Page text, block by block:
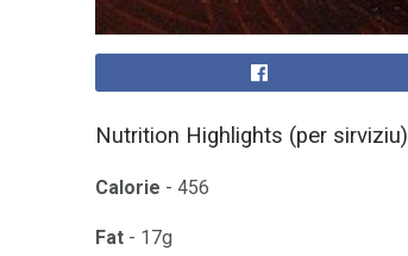
Nutrition Highlights (per sirviziu)
Calorie - 456
Fat - 17g